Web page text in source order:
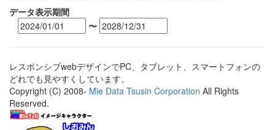
データ表示期間
〜
レスポンシブwebデザインでPC、タブレット、スマートフォンの
どれでも見やすくしています。
Copyright (C) 2008- Mie Data Tsusin Corporation All Rights
Reserved.